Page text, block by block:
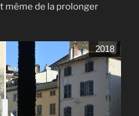
même de la prolonger
2018